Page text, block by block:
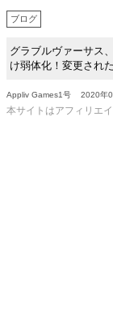
ブログ
グラブルヴァーサス
け弱体化！変更され
Appliv Games1号 2020年
本サイトはアフィリエ